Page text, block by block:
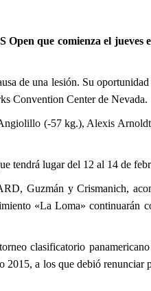
que comienza el jueves
de una lesión. Su oportunidad
Convention Center de Nevada.
(-57 kg.), Alexis Arnoldt
tendrá lugar del 12 al 14 de
Guzmán y Crismanich,
«La Loma» continuarán
clasificatorio
2015, a los que debió renunciar